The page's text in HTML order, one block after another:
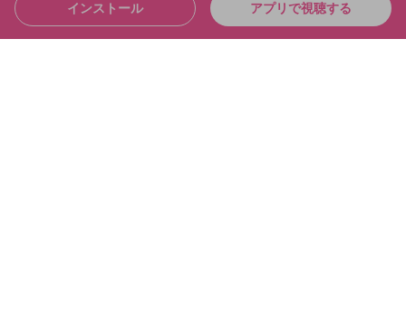
インストール アプリで視聴する